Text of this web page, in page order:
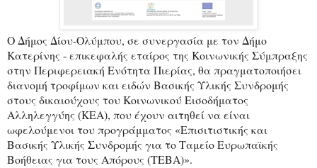
Ο Δήμος Δίου-Ολύμπου, σε συνεργασία με τον Δήμο
Κατερίνης - επικεφαλής εταίρος της Κοινωνικής Σύμπραξης
στην Περιφερειακή Ενότητα Πιερίας, θα πραγματοποιήσει
διανομή τροφίμων και ειδών Βασικής Υλικής Συνδρομής
στους δικαιούχους του Κοινωνικού Εισοδήματος
Αλληλεγγύης (ΚΕΑ), που έχουν αιτηθεί να είναι
ωφελούμενοι του προγράμματος «Επισιτιστικής και
Βασικής Υλικής Συνδρομής για το Ταμείο Ευρωπαϊκής
Βοήθειας για τους Απόρους (ΤΕΒΑ)».